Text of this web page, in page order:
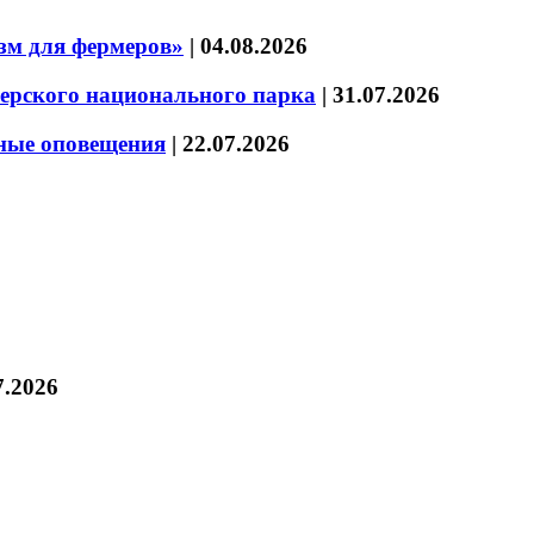
для фермеров» | 04.08.2026
национального парка | 31.07.2026
оповещения | 22.07.2026